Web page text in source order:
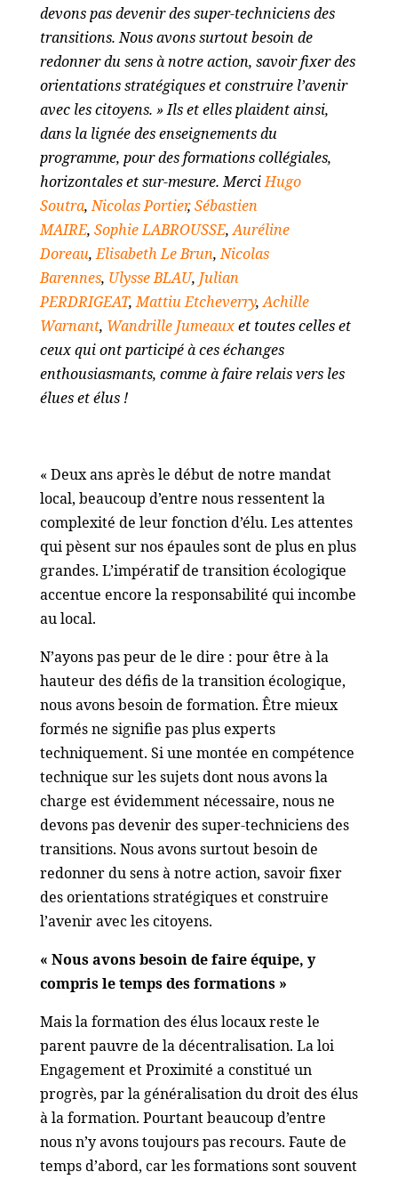
devons pas devenir des super-techniciens des
transitions. Nous avons surtout besoin de
redonner du sens à notre action, savoir fixer des
orientations stratégiques et construire l’avenir
avec les citoyens. » Ils et elles plaident ainsi,
dans la lignée des enseignements du
programme, pour des formations collégiales,
horizontales et sur-mesure. MerciHugo
Soutra,Nicolas Portier,Sébastien
MAIRE, Sophie LABROUSSE,Auréline
Doreau,Elisabeth Le Brun,Nicolas
Barennes, Ulysse BLAU, Julian
PERDRIGEAT,Mattiu Etcheverry,Achille
Warnant, Wandrille Jumeauxet toutes celles et
ceux qui ont participé à ces échanges
enthousiasmants, comme à faire relais vers les
élues et élus !
« Deux ans après le début de notre mandat
local, beaucoup d’entre nous ressentent la
complexité de leur fonction d’élu. Les attentes
qui pèsent sur nos épaules sont de plus en plus
grandes. L’impératif de transition écologique
accentue encore la responsabilité qui incombe
au local.
N’ayons pas peur de le dire : pour être à la
hauteur des défis de la transition écologique,
nous avons besoin de formation. Être mieux
formés ne signifie pas plus experts
techniquement. Si une montée en compétence
technique sur les sujets dont nous avons la
charge est évidemment nécessaire, nous ne
devons pas devenir des super-techniciens des
transitions. Nous avons surtout besoin de
redonner du sens à notre action, savoir fixer
des orientations stratégiques et construire
l’avenir avec les citoyens.
« Nous avons besoin de faire équipe, y
compris le temps des formations »
Mais la formation des élus locaux reste le
parent pauvre de la décentralisation. La loi
Engagement et Proximité a constitué un
progrès, par la généralisation du droit des élus
à la formation. Pourtant beaucoup d’entre
nous n’y avons toujours pas recours. Faute de
temps d’abord, car les formations sont souvent